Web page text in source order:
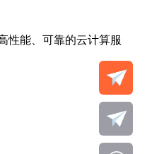
性能、可靠的云计算服